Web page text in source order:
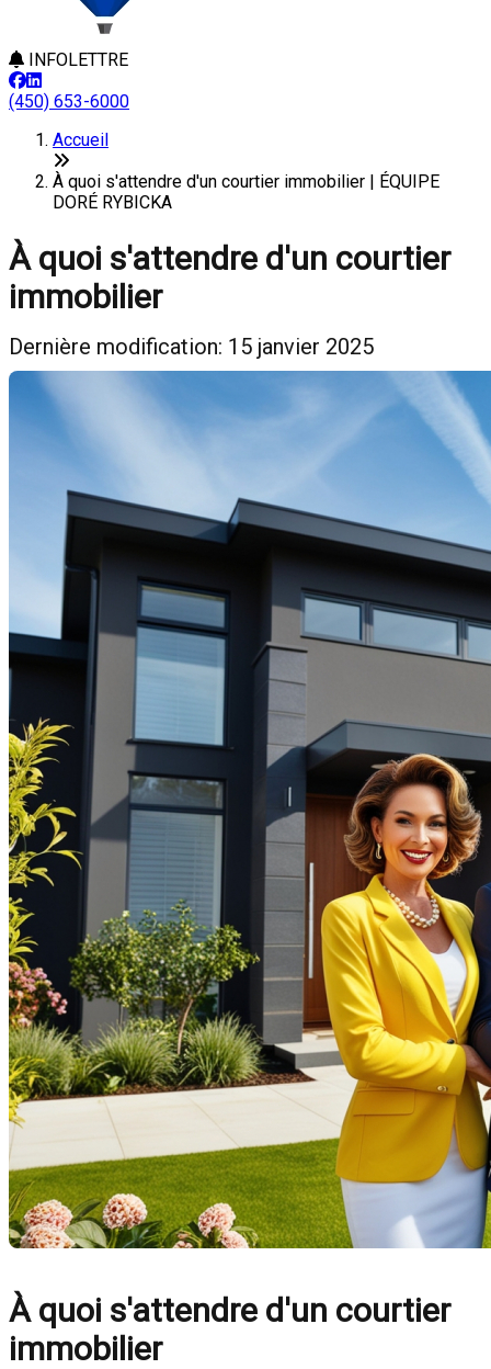
INFOLETTRE
(450) 653-6000
Accueil
À quoi s'attendre d'un courtier immobilier | ÉQUIPE
DORÉ RYBICKA
À quoi s'attendre d'un courtier
immobilier
Dernière modification: 15 janvier 2025
À quoi s'attendre d'un courtier
immobilier